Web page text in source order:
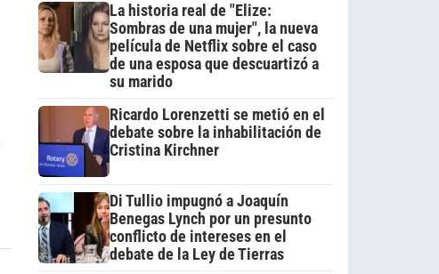
La historia real de "Elize:
Sombras de una mujer", la nueva
película de Netflix sobre el caso
de una esposa que descuartizó a
su marido
Ricardo Lorenzetti se metió en el
debate sobre la inhabilitación de
Cristina Kirchner
Di Tullio impugnó a Joaquín
Benegas Lynch por un presunto
conflicto de intereses en el
debate de la Ley de Tierras